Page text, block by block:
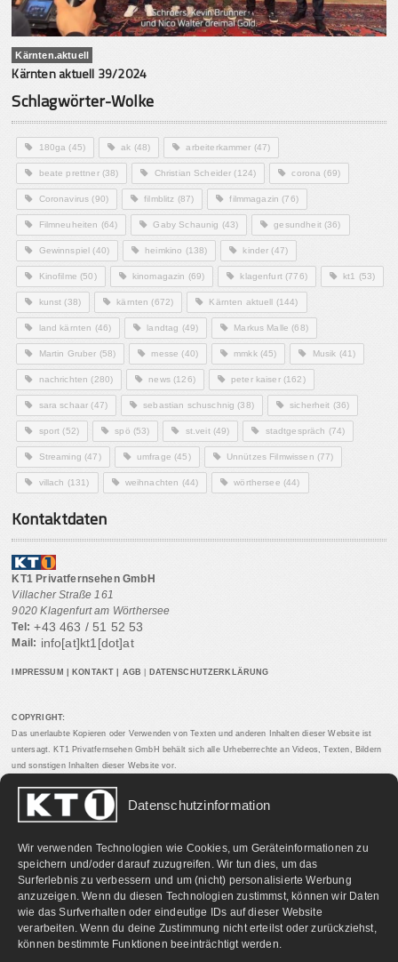
Datenschutzinformation
Wir verwenden Technologien wie Cookies, um Geräteinformationen zu
speichern und/oder darauf zuzugreifen. Wir tun dies, um das
Surferlebnis zu verbessern und um (nicht) personalisierte Werbung
anzuzeigen. Wenn du diesen Technologien zustimmst, können wir Daten
wie das Surfverhalten oder eindeutige IDs auf dieser Website
verarbeiten. Wenn du deine Zustimmung nicht erteilst oder zurückziehst,
können bestimmte Funktionen beeinträchtigt werden.
Kärnten.aktuell
Kärnten aktuell 39/2024
Schlagwörter-Wolke
180ga (45) ak (48) arbeiterkammer (47)
beate prettner(38) Christian Scheider (124) corona (69)
Coronavirus (90) filmblitz (87) filmmagazin (76)
Filmneuheiten (64) Gaby Schaunig (43) gesundheit(36)
Gewinnspiel (40) heimkino (138) kinder (47)
Kinofilme (50) kinomagazin (69) klagenfurt(776) kt1 (53)
kunst (38) kärnten (672) Kärnten aktuell (144)
land kärnten (46) landtag (49) Markus Malle (68)
Martin Gruber (58) messe (40) mmkk(45) Musik (41)
nachrichten (280) news(126) peter kaiser(162)
sara schaar (47) sebastian schuschnig (38) sicherheit (36)
sport (52) spö (53) st.veit(49) stadtgespräch (74)
Streaming (47) umfrage (45) Unnützes Filmwissen (77)
villach (131) weihnachten (44) wörthersee (44)
Kontaktdaten
KT1 Privatfernsehen GmbH
Villacher Straße 161
9020 Klagenfurt am Wörthersee
Tel: +43 463 / 51 52 53
Mail: info[at]kt1[dot]at
IMPRESSUM KONTAKT AGB DATENSCHUTZERKLÄRUNG
COPYRIGHT:
Das unerlaubte Kopieren oder Verwenden von Texten und anderen Inhalten dieser Website ist
untersagt. KT1 Privatfernsehen GmbH behält sich alle Urheberrechte an Videos, Texten, Bildern
und sonstigen Inhalten dieser Website vor.
PARTNERLINKS: